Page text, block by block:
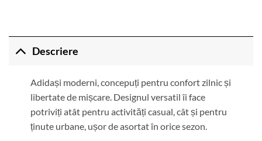
Descriere
Adidași moderni, concepuți pentru confort zilnic și
libertate de mișcare. Designul versatil îi face
potriviți atât pentru activități casual, cât și pentru
ținute urbane, ușor de asortat în orice sezon.